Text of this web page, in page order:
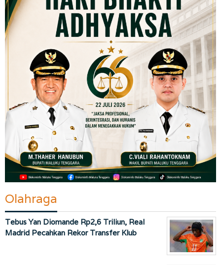
Olahraga
Tebus Yan Diomande Rp2,6 Triliun, Real
Madrid Pecahkan Rekor Transfer Klub